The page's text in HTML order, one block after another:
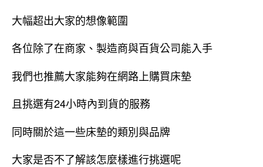
大幅超出大家的想像範圍
各位除了在商家、製造商與百貨公司能入手
我們也推薦大家能夠在網路上購買床墊
且挑選有24小時內到貨的服務
同時關於這一些床墊的類別與品牌
大家是否不了解該怎麼樣進行挑選呢